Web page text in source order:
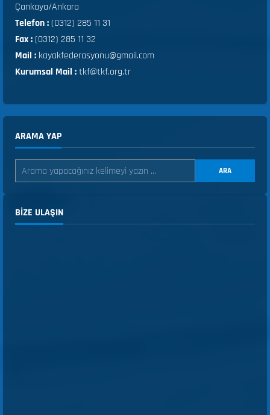
Çankaya/Ankara
Telefon :(0312) 285 11 31
Fax :(0312) 285 11 32
Mail : kayakfederasyonu@gmail.com
Kurumsal Mail :tkf@tkf.org.tr
ARAMA YAP
ARA
BIZE ULAŞIN